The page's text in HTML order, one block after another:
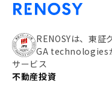
RENOSYは、東証
GA technologies
サービス
不動産投資